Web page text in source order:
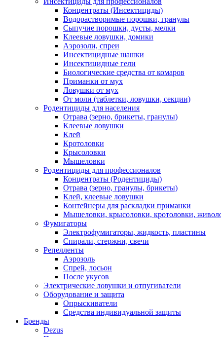
Концентраты (Инсектициды)
Водорастворимые порошки, гранулы
Сыпучие порошки, дусты, мелки
Клеевые ловушки, домики
Аэрозоли, спреи
Инсектицидные шашки
Инсектицидные гели
Биологические средства от комаров
Приманки от мух
Ловушки от мух
От моли (таблетки, ловушки, секции)
Родентициды для населения
Отрава (зерно, брикеты, гранулы)
Клеевые ловушки
Клей
Кротоловки
Крысоловки
Мышеловки
Родентициды для профессионалов
Концентраты (Родентициды)
Отрава (зерно, гранулы, брикеты)
Клей, клеевые ловушки
Контейнеры для раскладки приманки
Мышеловки, крысоловки, кротоловки,
Фумигаторы
Электрофумигаторы, жидкость, пластины
Спирали, стержни, свечи
Репелленты
Аэрозоль
Спрей, лосьон
После укусов
Электрические ловушки и отпугиватели
Оборудование и защита
Опрыскиватели
Средства индивидуальной защиты
Бренды
Dezus